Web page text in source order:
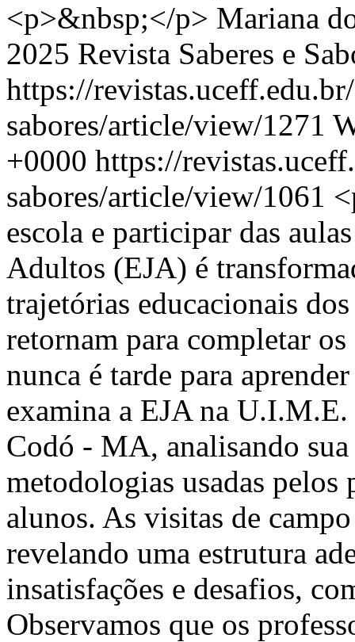
<p>&nbsp;</p> Mariana
2025 Revista Saberes e
https://
sabores/article/view/1271
+0000 https://
sabores/article/view/1061
escola e participar das
Adultos (EJA) é
trajetórias educacionais
retornam para completar
nunca é tarde para
examina a EJA na
Codó - MA, analisando
metodologias usadas pelos
alunos. As visitas de
revelando uma estrutura
insatisfações e desafios,
Observamos que os